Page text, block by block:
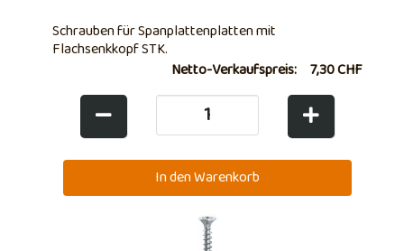
Schrauben für Spanplattenplatten mit
Flachsenkkopf STK.
Netto-Verkaufspreis: 7,30 CHF